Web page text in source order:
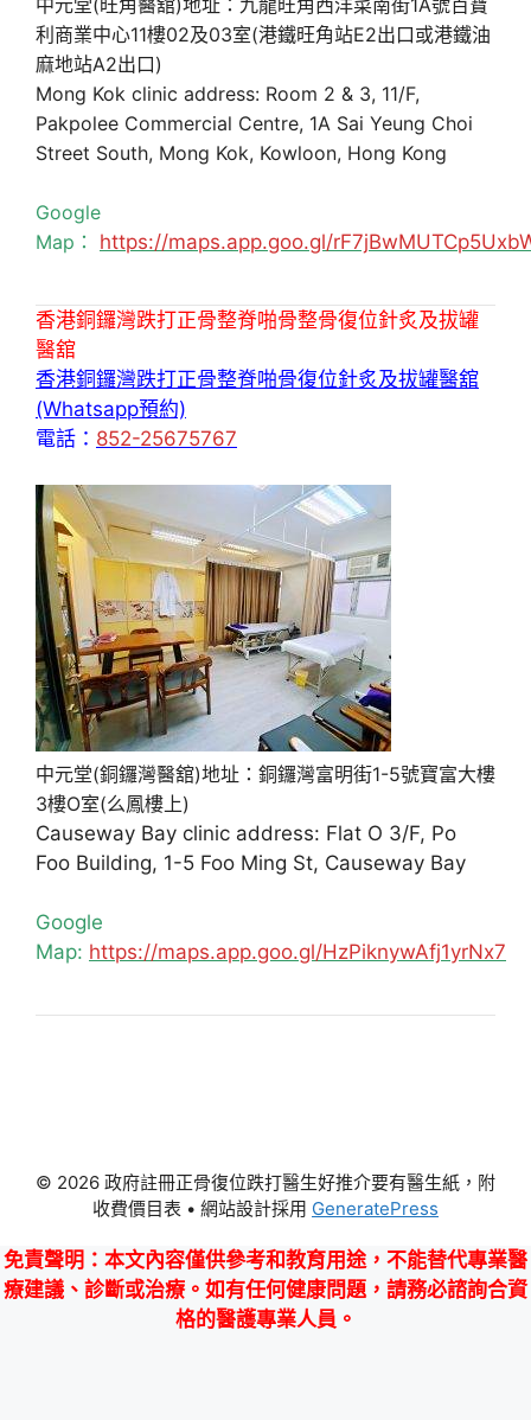
利商業中心11樓02及03室(港鐵旺角站E2出口或港鐵油
麻地站A2出口)
Mong Kok clinic address: Room 2 & 3, 11/F,
Pakpolee Commercial Centre, 1A Sai Yeung Choi
Street South, Mong Kok, Kowloon, Hong Kong
Google
Map： https://maps.app.goo.gl/
香港銅鑼灣跌打正骨整脊啪骨整骨復位針炙及拔罐
醫舘
香港銅鑼灣跌打正骨整脊啪骨復位針炙及拔罐醫舘
(Whatsapp預約)
電話： 852-25675767
中元堂(銅鑼灣醫舘)地址：銅鑼灣富明街1-5號寶富大樓
3樓O室(么鳳樓上)
Causeway Bay clinic address: Flat O 3/F, Po
Foo Building, 1-5 Foo Ming St, Causeway Bay
Google
Map: https://maps.app.goo.gl/HzPiknywAfj1yrNx7
© 2026 政府註冊正骨復位跌打醫生好推介要有醫生紙，附
收費價目表 • 網站設計採用 GeneratePress
免責聲明 ：本文內容僅供參考和教育用途，不能替代專業醫
療建議、診斷或治療。如有任何健康問題，請務必諮詢合資
格的醫護專業人員。